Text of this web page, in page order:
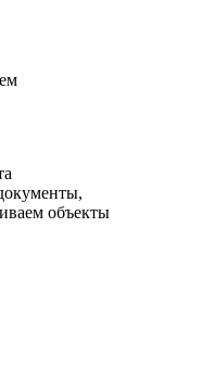
объекты